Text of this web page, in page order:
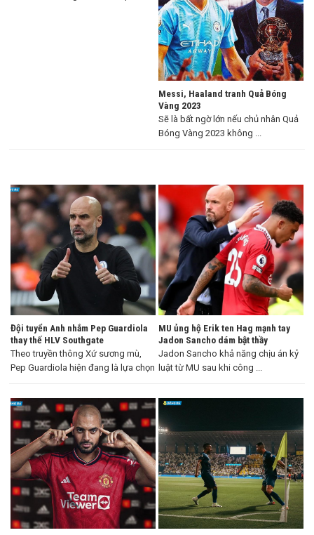
Messi, Haaland tranh Quả Bóng
Vàng 2023
Sẽ là bất ngờ lớn nếu chủ nhân Quả
Bóng Vàng 2023 không ...
Đội tuyển Anh nhắm Pep Guardiola
thay thế HLV Southgate
Theo truyền thông Xứ sương mù,
Pep Guardiola hiện đang là lựa chọn
MU ủng hộ Erik ten Hag mạnh tay
Jadon Sancho dám bật thầy
Jadon Sancho khả năng chịu án kỷ
luật từ MU sau khi công ...